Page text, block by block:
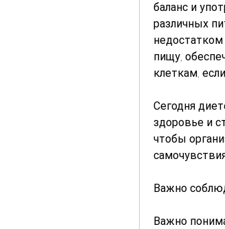
баланс и
различных
пищу,
клеткам,
Сегодня
здоровье и
чтобы
Важно
Важно